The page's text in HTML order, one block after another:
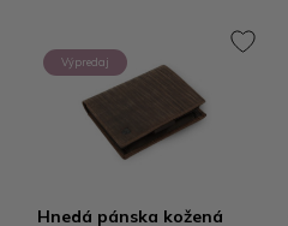
Výpredaj
Hnedá pánska kožená